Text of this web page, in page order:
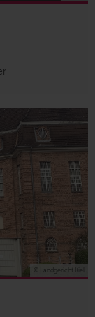
© Landgericht Kiel